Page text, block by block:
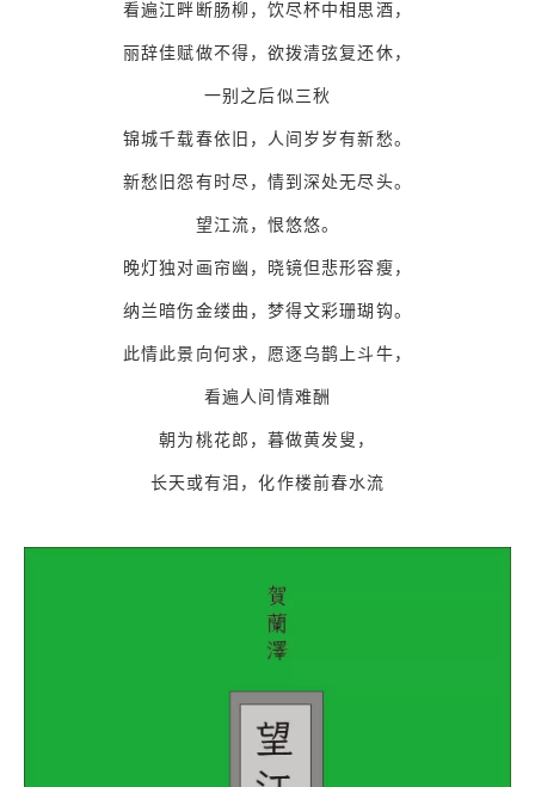
看遍江畔断肠柳，饮尽杯中相思酒，
丽辞佳赋做不得，欲拨清弦复还休，
一别之后似三秋
锦城千载春依旧，人间岁岁有新愁。
新愁旧怨有时尽，情到深处无尽头。
望江流，恨悠悠。
晚灯独对画帘幽，晓镜但悲形容瘦，
纳兰暗伤金缕曲，梦得文彩珊瑚钩。
此情此景向何求，愿逐乌鹊上斗牛，
看遍人间情难酬
朝为桃花郎，暮做黄发叟，
长天或有泪，化作楼前春水流